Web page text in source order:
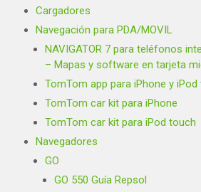
Cargadores
Navegación para PDA/MOVIL
NAVIGATOR 7 para teléfonos
– Mapas y software en tarjeta
TomTom app para iPhone y iPod
TomTom car kit para iPhone
TomTom car kit para iPod touch
Navegadores
GO
GO 550 Guía Repsol